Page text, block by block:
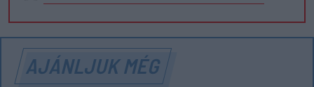
AJÁNLJUK MÉG